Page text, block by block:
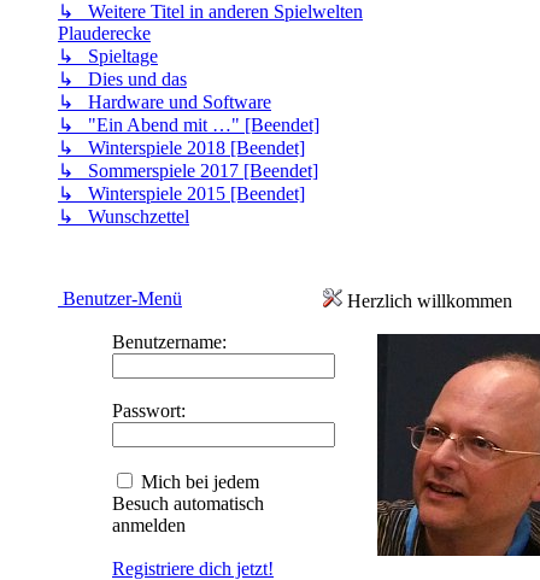
↳ Weitere Titel in anderen Spielwelten
Plauderecke
↳ Spieltage
↳ Dies und das
↳ Hardware und Software
↳ "Ein Abend mit …" [Beendet]
↳ Winterspiele 2018 [Beendet]
↳ Sommerspiele 2017 [Beendet]
↳ Winterspiele 2015 [Beendet]
↳ Wunschzettel
Benutzer-Menü
Benutzername:
Passwort:
Mich bei jedem
Besuch automatisch
anmelden
Registriere dich jetzt!
Herzlich willkommen